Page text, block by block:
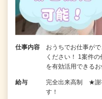
仕事内容
おうちでお仕事が
ください！ 1案件
を有効活用できる
給与
完全出来高制 ★謝
す！